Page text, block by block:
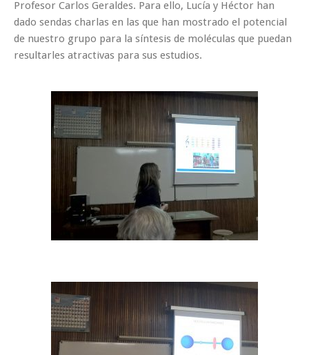
Profesor Carlos Geraldes. Para ello, Lucía y Héctor han
dado sendas charlas en las que han mostrado el potencial
de nuestro grupo para la síntesis de moléculas que puedan
resultarles atractivas para sus estudios.